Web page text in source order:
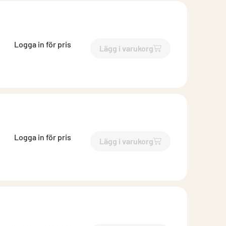
Logga in för pris Lägg i varukorg
`$Lägg till
Logga in för pris Lägg i varukorg
`$Lägg till